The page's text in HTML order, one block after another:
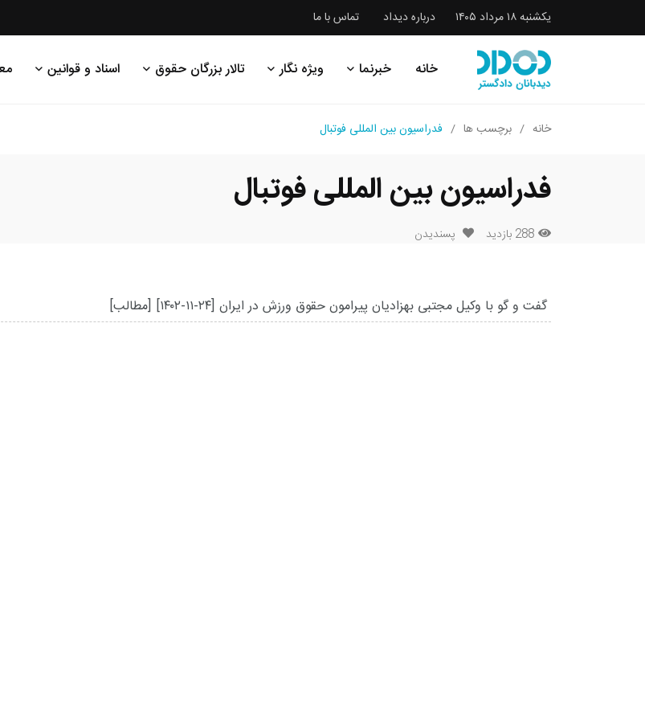
یکشنبه ۱۸ مرداد ۱۴۰۵ درباره دیداد تماس با ما
خانه خبرنما ویژه نگار تالار بزرگان حقوق اسناد و قوانین
خانه برچسب ها فدراسیون بین المللی فوتبال
فدراسیون بین المللی فوتبال
288 بازدید پسندیدن
گفت و گو با وکیل مجتبی بهزادیان پیرامون حقوق ورزش در ایران [۱۴۰۲-۱۱-۲۴] [مطالب]